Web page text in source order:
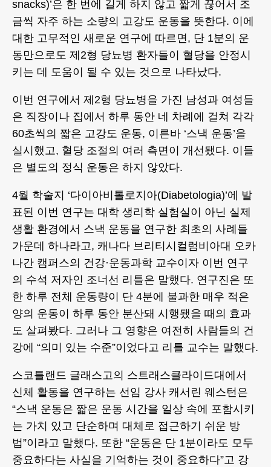
snacks)’은 한 번에 길게 하지 않고 짧게 끊어서 조
금씩 자주 하는 소량의 고강도 운동을 뜻한다. 이에
대한 고무적인 새로운 연구에 따르면, 단 1분의 운
동만으로도 제2형 당뇨병 환자들이 혈당을 안정시
키는 데 도움이 될 수 있는 것으로 나타났다.
이번 연구에서 제2형 당뇨병을 가진 남성과 여성들
은 직장이나 집에서 하루 동안 네 차례에 걸쳐 각각
60초씩의 짧은 고강도 운동, 이른바 ‘스낵 운동’을
실시했고, 혈당 조절의 여러 측면이 개선됐다. 이들
은 별도의 정식 운동은 하지 않았다.
4월 학술지 ‘다이아비톨로지아(Diabetologia)’에 발
표된 이번 연구는 대학 생리학 실험실이 아닌 실제
생활 환경에서 스낵 운동을 연구한 최초의 사례들
가운데 하나라고, 캐나다 브리티시컬럼비아대 오카
나간 캠퍼스의 건강·운동과학 교수이자 이번 연구
의 수석 저자인 조너선 리틀은 말했다. 연구진은 또
한 하루 전체 운동량이 단 4분에 불과한 매우 적은
양의 운동이 하루 동안 분산돼 시행됐을 때의 효과
도 살펴봤다. 그러나 그 영향은 여전히 사람들의 건
강에 “의미 있는 수준”이었다고 리틀 교수는 말했다.
스코틀랜드 글래스고의 스트래스클라이드대에서
신체 활동을 연구하는 선임 강사 캐서린 웨스턴은
“스낵 운동은 짧은 운동 시간을 일상 속에 포함시키
는 가치 있고 단순하며 대체로 접근하기 쉬운 방
법”이라고 말했다. 또한 “운동은 단 1분이라도 모두
중요하다는 사실을 기억하는 것이 중요하다”고 강